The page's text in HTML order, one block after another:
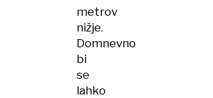
metrov
nižje.
Domnevno
bi
se
lahko